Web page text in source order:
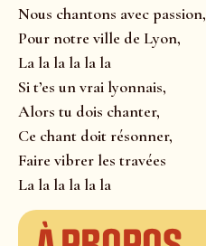
Nous chantons avec passion,
Pour notre ville de Lyon,
La la la la la la
Si t’es un vrai lyonnais,
Alors tu dois chanter,
Ce chant doit résonner,
Faire vibrer les travées
La la la la la la